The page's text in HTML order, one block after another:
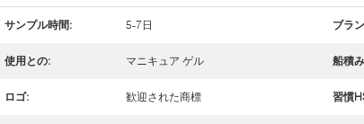
サンプル時間: 5-7日 ブラ
使用との: マニキュア ゲル 船積
ロゴ: 歓迎された商標 習慣